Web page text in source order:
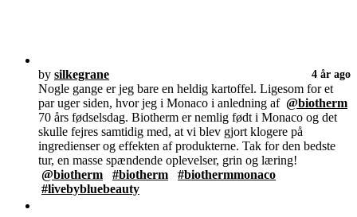
by silkegrane 4 år ago
Nogle gange er jeg bare en heldig kartoffel. Ligesom for et
par uger siden, hvor jeg i Monaco i anledning af @biotherm
70 års fødselsdag. Biotherm er nemlig født i Monaco og det
skulle fejres samtidig med, at vi blev gjort klogere på
ingredienser og effekten af produkterne. Tak for den bedste
tur, en masse spændende oplevelser, grin og læring!
@biotherm
#biotherm
#biothermmonaco
#livebybluebeauty